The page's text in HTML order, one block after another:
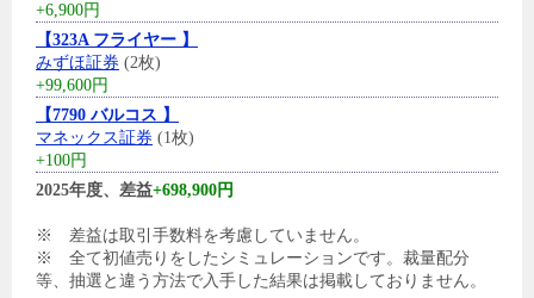
+6,900円
【323A フライヤー 】
みずほ証券 (2枚)
+99,600円
【7790 バルコス 】
マネックス証券 (1枚)
+100円
2025年度、差益+698,900円
※ 差益は取引手数料を考慮していません。
※ 全て初値売りをしたシミュレーションです。裁量配分
等、抽選と違う方法で入手した結果は掲載しておりません。